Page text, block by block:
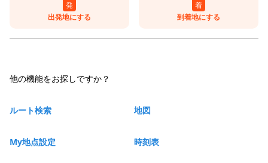
発
出発地にする
着
到着地にする
他の機能をお探しですか？
ルート検索 地図
My地点設定 時刻表